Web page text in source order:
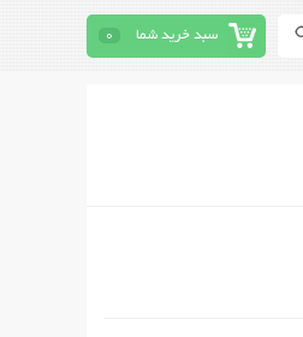
سبد خرید شما 0